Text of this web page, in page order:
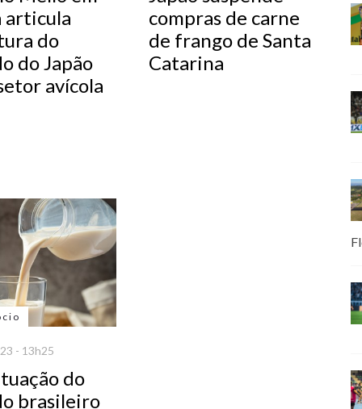
articula
do
do Japão
avícola
compras de carne
de frango de Santa
Catarina
- 13h25
do
brasileiro